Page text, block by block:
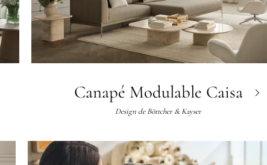
Canapé Modulable Caisa
Design deBöttcher & Kayser